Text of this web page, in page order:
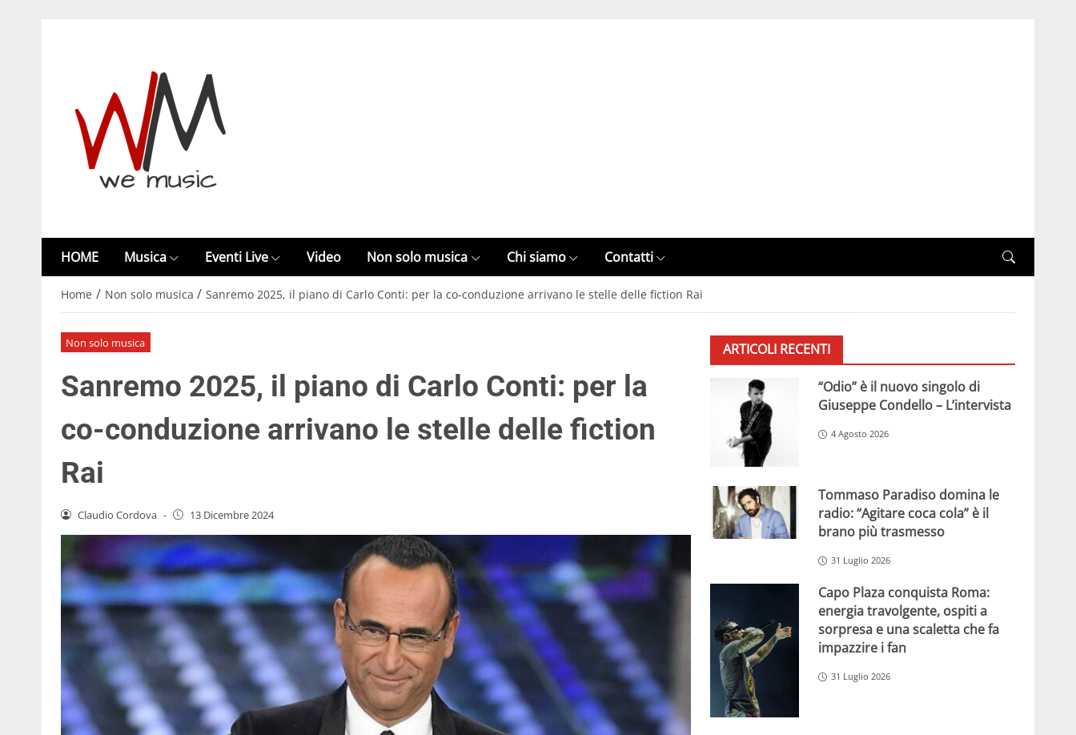
HOME Musica Eventi Live Video Non solo musica Chi siamo Contatti
Home / Non solo musica / Sanremo 2025, il piano di Carlo Conti: per la co-conduzione arrivano le stelle delle fiction Rai
Non solo musica
Sanremo 2025, il piano di Carlo Conti: per la
co-conduzione arrivano le stelle delle fiction
Rai
Claudio Cordova - 13 Dicembre 2024
ARTICOLI RECENTI
“Odio” è il nuovo singolo di
Giuseppe Condello – L’intervista
4 Agosto 2026
Tommaso Paradiso domina le
radio: “Agitare coca cola” è il
brano più trasmesso
31 Luglio 2026
Capo Plaza conquista Roma:
energia travolgente, ospiti a
sorpresa e una scaletta che fa
impazzire i fan
31 Luglio 2026